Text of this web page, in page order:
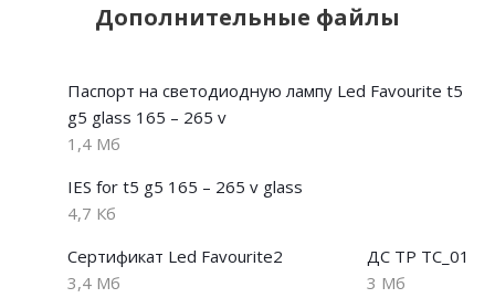
Дополнительные файлы
Паспорт на светодиодную лампу Led Favourite t5
g5 glass 165 – 265 v
1,4 Мб
IES for t5 g5 165 – 265 v glass
4,7 Кб
Сертификат Led Favourite2
3,4 Мб
ДС ТР ТС_01
3 Мб